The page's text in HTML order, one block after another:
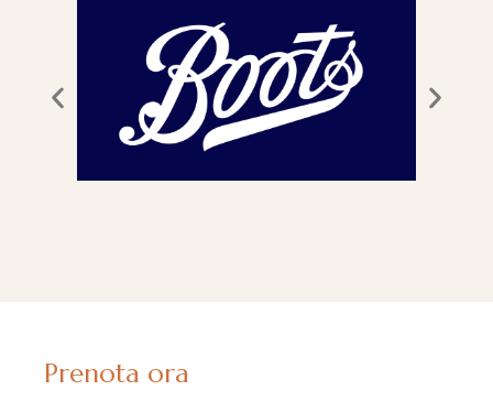
Prenota ora